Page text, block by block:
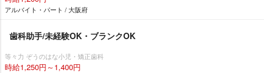
アルバイト・パート / 大阪府
歯科助手/未経験OK・ブランクOK
等々力 ぞうのはな小児・矯正歯科
時給1,250円～1,400円